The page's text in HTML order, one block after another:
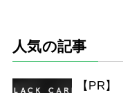
人気の記事
【PR